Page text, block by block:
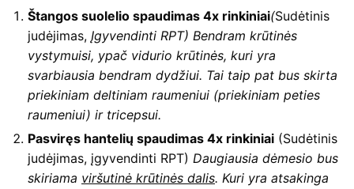
Štangos suolelio spaudimas 4x rinkiniai(Sudėtinis
judėjimas, Įgyvendinti RPT) Bendram krūtinės
vystymuisi, ypač vidurio krūtinės, kuri yra
svarbiausia bendram dydžiui. Tai taip pat bus skirta
priekiniam deltiniam raumeniui (priekiniam peties
raumeniui) ir tricepsui.
Pasviręs hantelių spaudimas 4x rinkiniai (Sudėtinis
judėjimas, įgyvendinti RPT) Daugiausia dėmesio bus
skiriama viršutinė krūtinės dalis. Kuri yra atsakinga